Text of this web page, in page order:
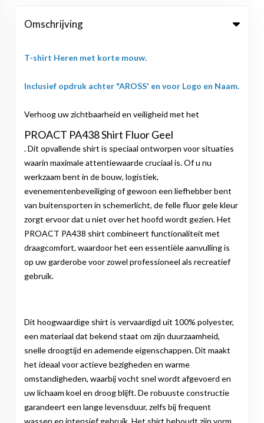
Omschrijving
T-shirt Heren met korte mouw.
Inclusief opdruk achter "AROSS' en voor Logo en Naam.
Verhoog uw zichtbaarheid en veiligheid met het
PROACT PA438 Shirt Fluor Geel
. Dit opvallende shirt is speciaal ontworpen voor situaties
waarin maximale attentiewaarde cruciaal is. Of u nu
werkzaam bent in de bouw, logistiek,
evenementenbeveiliging of gewoon een liefhebber bent
van buitensporten in schemerlicht, de felle fluor gele kleur
zorgt ervoor dat u niet over het hoofd wordt gezien. Het
PROACT PA438 shirt combineert functionaliteit met
draagcomfort, waardoor het een essentiële aanvulling is
op uw garderobe voor zowel professioneel als recreatief
gebruik.
Dit hoogwaardige shirt is vervaardigd uit 100% polyester,
een materiaal dat bekend staat om zijn duurzaamheid,
snelle droogtijd en ademende eigenschappen. Dit maakt
het ideaal voor actieve bezigheden en warme
omstandigheden, waarbij vocht snel wordt afgevoerd en
uw lichaam koel en droog blijft. De robuuste constructie
garandeert een lange levensduur, zelfs bij frequent
wassen en intensief gebruik. Het shirt behoudt zijn vorm